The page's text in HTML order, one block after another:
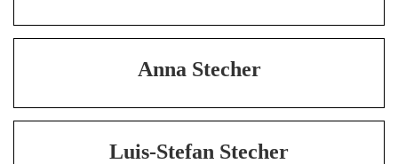
Anna Stecher
Luis-Stefan Stecher